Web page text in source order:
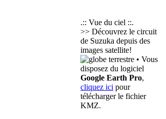
.:: Vue du ciel ::.
>> Découvrez le circuit
de Suzuka depuis des
images satellite!
• Vous
disposez du logiciel
Google Earth Pro,
cliquez ici pour
télécharger le fichier
KMZ.